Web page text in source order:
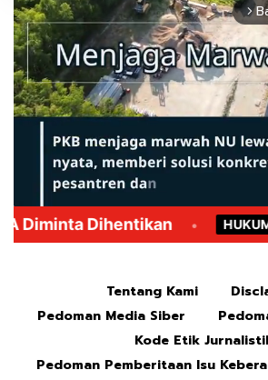
arrow_forward_ios
Tentang Kami
Pedoman Media Siber
Kode Etik
Pedoman Pemberitaan Isu